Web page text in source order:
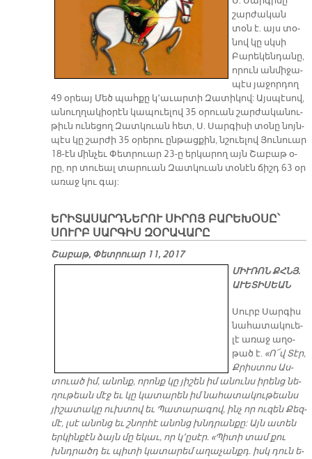
շար­ժա­կան
տօն է. այս տօ­
նով կը սկսի
Բա­րե­կեն­դա­նը,
ո­րուն ան­մի­ջա­
պէս յա­ջոր­դող
49 օ­րեայ Մեծ պահ­քը կ՚ա­ւար­տի Զա­տի­կով: Այս­պէ­սով,
ա­նուղ­ղա­կիօ­րէն կա­պուե­լով 35 օ­րուան շար­ժա­կա­նու­
թիւն ու­նե­ցող Զատ­կուան հետ, Ս. Սար­գի­սի տօ­նը նոյն­
պէս կը շար­ժի 35 օ­րե­րու ըն­թաց­քին, նշուե­լով Յու­նուար
18-էն մին­չեւ Փետ­րուար 23-ը եր­կա­րող այն Շա­բաթ օ­
րը, որ տուեալ տա­րուան Զատ­կուան տօ­նէն ճիշդ 63 օր
ա­ռաջ կու գայ:
ԵՐԻՏԱՍԱՐԴՆԵՐՈՒ ՍԻՐՈՅ ԲԱՐԵԽՕՍԸ՝
ՍՈՒՐԲ ՍԱՐԳԻՍ ԶՕՐԱՎԱՐԸ
Շաբաթ, Փետրուար 11, 2017
ՄԻՒ­ՌՈՆ ՔՀՆՅ.
Ա­ՒԵ­ՏԻ­ՍԵԱՆ
Սուրբ Սար­գիս
նա­հա­տա­կուե­
լէ ա­ռաջ ա­ղօ­
թած է. «Ո՜վ Տէր,
Քրիս­տոս Աս­
տուած իմ, ա­նոնք, ո­րոնք կը յի­շեն իմ ա­նունս ի­րենց նե­
ղու­թեան մէջ եւ կը կա­տա­րեն իմ նա­հա­տա­կու­թեանս
յի­շա­տա­կը ուխ­տով եւ Պա­տա­րա­գով, ինչ որ ու­զեն Քեզ­
մէ, լսէ ա­նոնց եւ շնոր­հէ ա­նոնց խնդրան­քը: Այն ա­տեն
եր­կին­քէն ձայն մը ե­կաւ, որ կ՚ը­սէր. «Պի­տի տամ քու
խնդրածդ եւ պի­տի կա­տա­րեմ ա­ղա­չանքդ. իսկ դուն ե­